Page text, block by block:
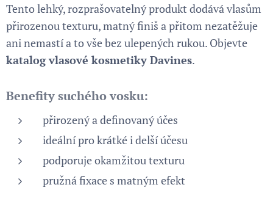
Tento lehký, rozprašovatelný produkt dodává vlasům
přirozenou texturu, matný finiš a přitom nezatěžuje
ani nemastí a to vše bez ulepených rukou. Objevte
katalog vlasové kosmetiky Davines.
Benefity suchého vosku:
přirozený a definovaný účes
ideální pro krátké i delší účesu
podporuje okamžitou texturu
pružná fixace s matným efekt